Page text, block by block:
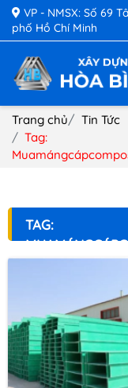
VP - NMSX: Số 69
phố Hồ Chí Minh
Trang chủ
Tin Tức
Tag:
TAG: